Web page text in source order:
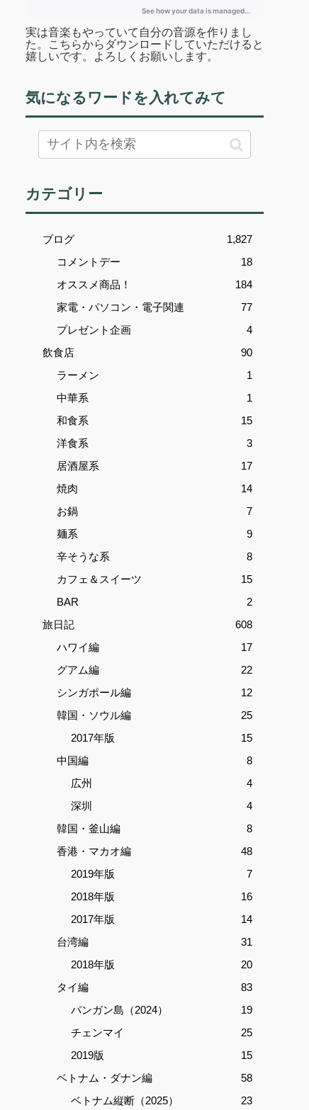
実は音楽もやっていて自分の音源を作りまし
た。こちらからダウンロードしていただけると
嬉しいです。よろしくお願いします。
気になるワードを入れてみて
カテゴリー
ブログ
1,827
コメントデー
18
オススメ商品！
184
家電・パソコン・電子関連
77
プレゼント企画
4
飲食店
90
ラーメン
1
中華系
1
和食系
15
洋食系
3
居酒屋系
17
焼肉
14
お鍋
7
麺系
9
辛そうな系
8
カフェ＆スイーツ
15
BAR
2
旅日記
608
ハワイ編
17
グアム編
22
シンガポール編
12
韓国・ソウル編
25
2017年版
15
中国編
8
広州
4
深圳
4
韓国・釜山編
8
香港・マカオ編
48
2019年版
7
2018年版
16
2017年版
14
台湾編
31
2018年版
20
タイ編
83
パンガン島（2024）
19
チェンマイ
25
2019版
15
ベトナム・ダナン編
58
ベトナム縦断（2025）
23